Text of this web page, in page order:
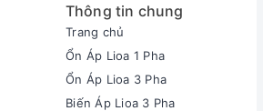
Thông tin chung
Trang chủ
Ổn Áp Lioa 1 Pha
Ổn Áp Lioa 3 Pha
Biến Áp Lioa 3 Pha